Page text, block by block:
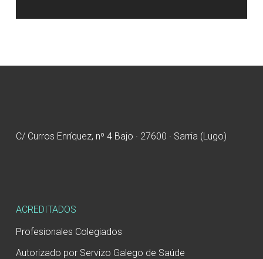
C/ Curros Enríquez, nº 4 Bajo · 27600 · Sarria (Lugo)
ACREDITADOS
Profesionales Colegiados
Autorizado por Servizo Galego de Saúde